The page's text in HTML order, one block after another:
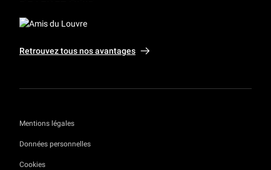
Retrouvez tous nos avantages
Mentions légales
Données personnelles
Cookies